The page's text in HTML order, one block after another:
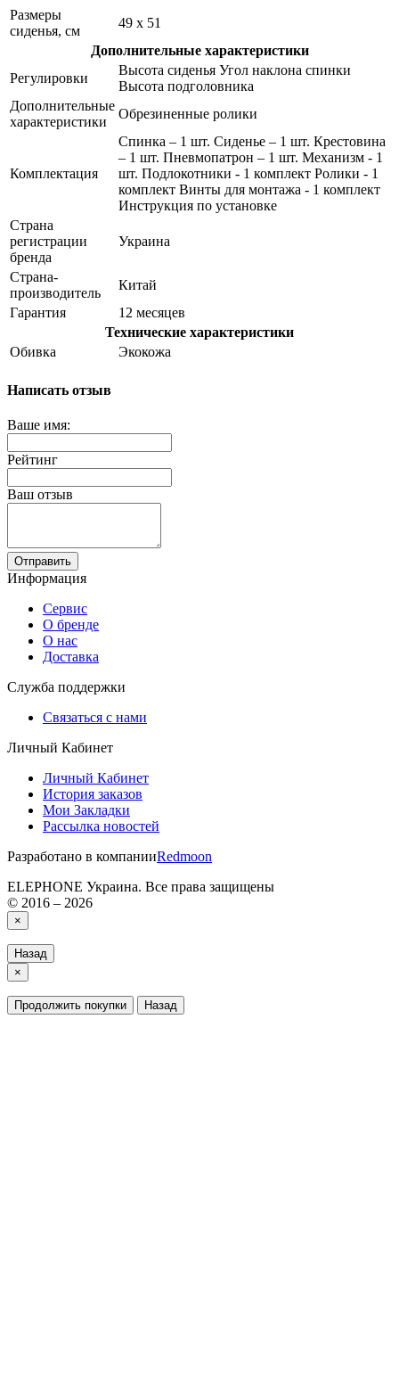
Размеры
сиденья, см
49 x 51
Дополнительные характеристики
Регулировки
Высота сиденья Угол наклона спинки
Высота подголовника
Дополнительные
характеристики
Обрезиненные ролики
Комплектация
Спинка – 1 шт. Сиденье – 1 шт. Крестовина
– 1 шт. Пневмопатрон – 1 шт. Механизм - 1
шт. Подлокотники - 1 комплект Ролики - 1
комплект Винты для монтажа - 1 комплект
Инструкция по установке
Страна
регистрации
бренда
Украина
Страна-
производитель
Китай
Гарантия
12 месяцев
Технические характеристики
Обивка
Экокожа
Написать отзыв
Ваше имя:
Рейтинг
Ваш отзыв
Отправить
Информация
Сервис
О бренде
О нас
Доставка
Служба поддержки
Связаться с нами
Личный Кабинет
Личный Кабинет
История заказов
Мои Закладки
Рассылка новостей
Разработано в компанииRedmoon
ELEPHONE Украина. Все права защищены
© 2016 – 2026
×
Назад
×
Продолжить покупки Назад